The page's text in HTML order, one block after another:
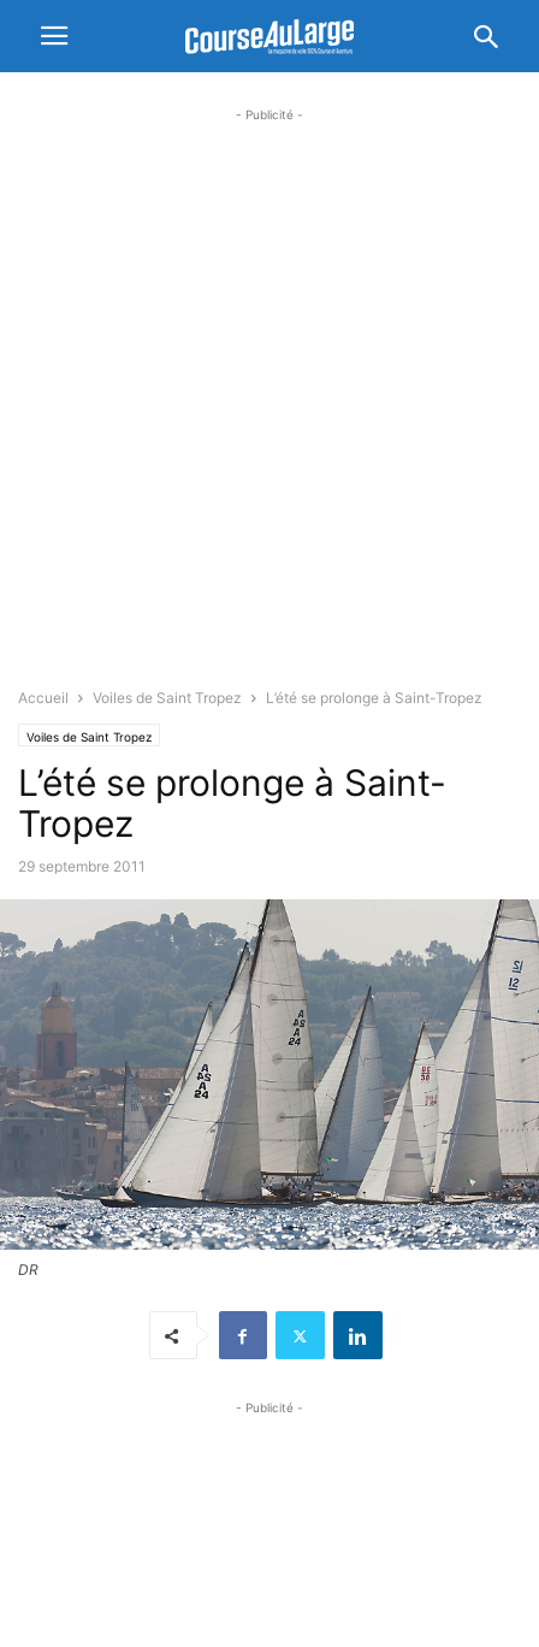
- Publicité -
Accueil Voiles de Saint Tropez L’été se prolonge à Saint-Tropez
Voiles de Saint Tropez
L’été se prolonge à Saint-
Tropez
29 septembre 2011
DR
- Publicité -